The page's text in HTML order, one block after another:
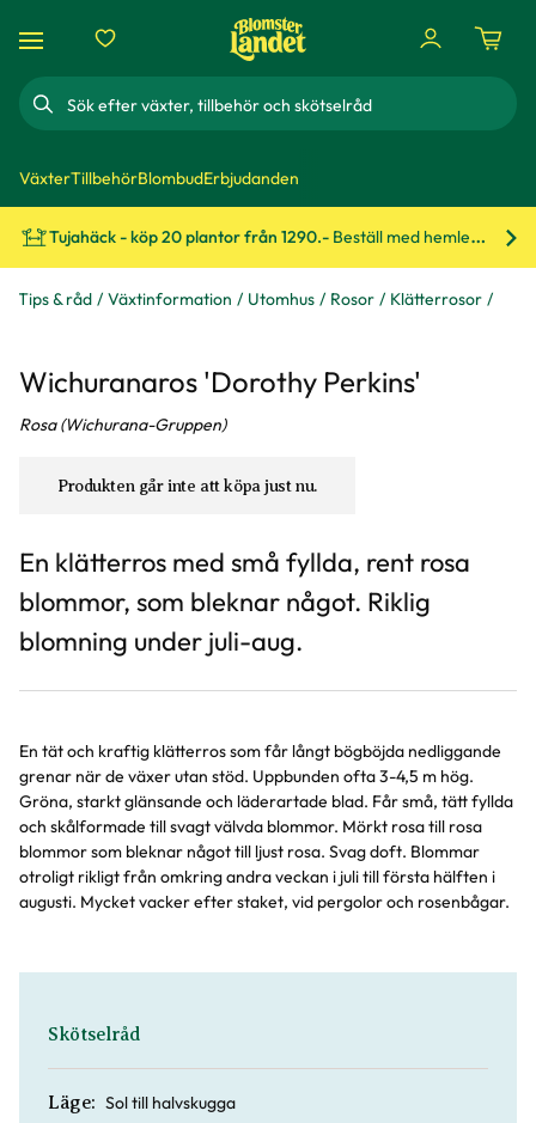
Sök
VäxterTillbehörBlombudErbjudanden
Tujahäck - köp 20 plantor från 1290.- Beställ med hemleverans!
Tips & råd Växtinformation Utomhus Rosor Klätterrosor
Wichuranaros 'Dorothy Perkins'
Rosa (Wichurana-Gruppen)
Produkten går inte att köpa just nu.
En klätterros med små fyllda, rent rosa
blommor, som bleknar något. Riklig
blomning under juli-aug.
En tät och kraftig klätterros som får långt bögböjda nedliggande
grenar när de växer utan stöd. Uppbunden ofta 3-4,5 m hög.
Gröna, starkt glänsande och läderartade blad. Får små, tätt fyllda
och skålformade till svagt välvda blommor. Mörkt rosa till rosa
blommor som bleknar något till ljust rosa. Svag doft. Blommar
otroligt rikligt från omkring andra veckan i juli till första hälften i
augusti. Mycket vacker efter staket, vid pergolor och rosenbågar.
Skötselråd
Läge: Sol till halvskugga